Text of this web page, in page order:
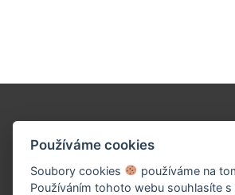
Podpořte naše
Používáme cookies
Soubory cookies
používáme na
Používáním tohoto webu souhlasíte s